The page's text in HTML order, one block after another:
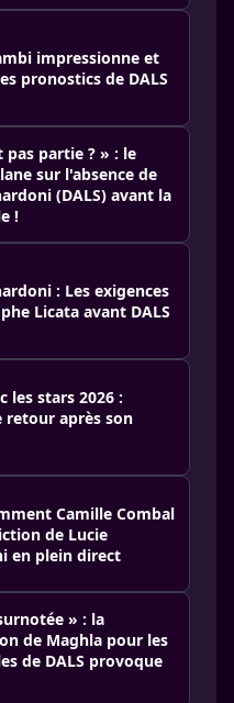
impressionne et
pronostics de DALS
pas partie ? » : le
sur l'absence de
(DALS) avant la
!
: Les exigences
Licata avant DALS
les stars 2026 :
retour après son
Camille Combal
de Lucie
en plein direct
» : la
de Maghla pour les
de DALS provoque